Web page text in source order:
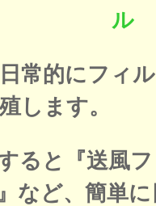
ル
常的にフィ
します。
ると『送風
など、簡単